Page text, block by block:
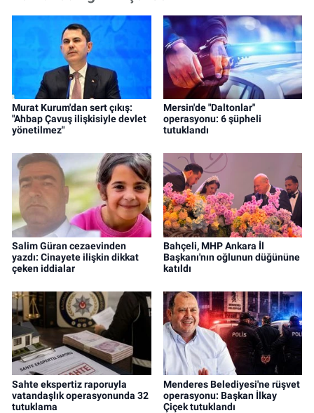
Murat Kurum'dan sert çıkış:
"Ahbap Çavuş ilişkisiyle devlet
yönetilmez"
Mersin'de "Daltonlar"
operasyonu: 6 şüpheli
tutuklandı
Salim Güran cezaevinden
yazdı: Cinayete ilişkin dikkat
çeken iddialar
Bahçeli, MHP Ankara İl
Başkanı'nın oğlunun düğününe
katıldı
Sahte ekspertiz raporuyla
vatandaşlık operasyonunda 32
tutuklama
Menderes Belediyesi'ne rüşvet
operasyonu: Başkan İlkay
Çiçek tutuklandı